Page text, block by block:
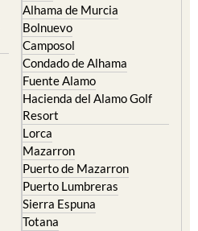
Alhama de Murcia
Bolnuevo
Camposol
Condado de Alhama
Fuente Alamo
Hacienda del Alamo Golf
Resort
Lorca
Mazarron
Puerto de Mazarron
Puerto Lumbreras
Sierra Espuna
Totana